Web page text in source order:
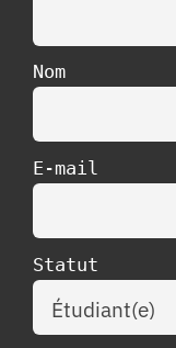
Nom
E-mail
Statut